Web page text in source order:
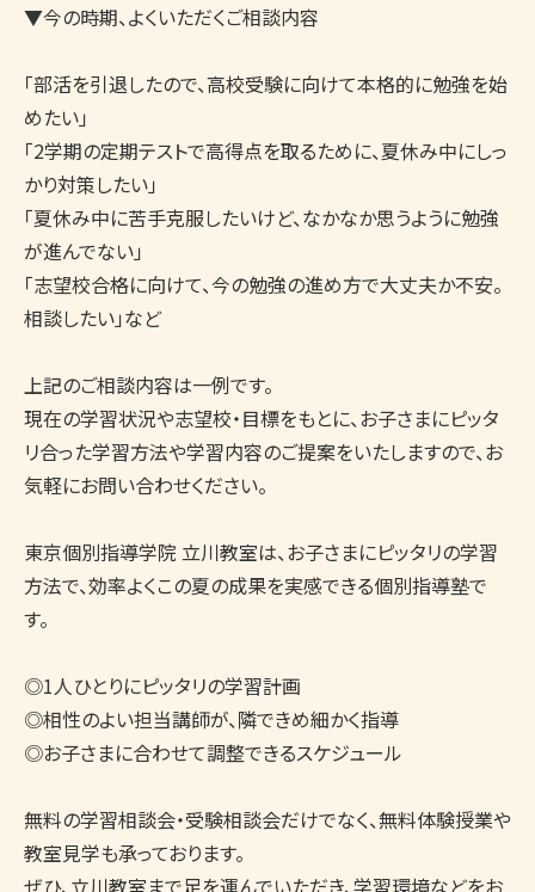
▼今の時期、よくいただくご相談内容
「部活を引退したので、高校受験に向けて本格的に勉強を始
めたい」
「2学期の定期テストで高得点を取るために、夏休み中にしっ
かり対策したい」
「夏休み中に苦手克服したいけど、なかなか思うように勉強
が進んでない」
「志望校合格に向けて、今の勉強の進め方で大丈夫か不安。
相談したい」など
上記のご相談内容は一例です。
現在の学習状況や志望校・目標をもとに、お子さまにピッタ
リ合った学習方法や学習内容のご提案をいたしますので、お
気軽にお問い合わせください。
東京個別指導学院 立川教室は、お子さまにピッタリの学習
方法で、効率よくこの夏の成果を実感できる個別指導塾で
す。
◎1人ひとりにピッタリの学習計画
◎相性のよい担当講師が、隣できめ細かく指導
◎お子さまに合わせて調整できるスケジュール
無料の学習相談会・受験相談会だけでなく、無料体験授業や
教室見学も承っております。
ぜひ、立川教室まで足を運んでいただき、学習環境などをお